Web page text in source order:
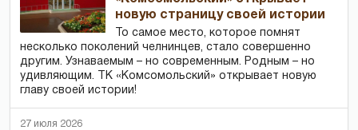
новую страницу своей истории
То самое место, которое помнят
несколько поколений челнинцев, стало совершенно
другим. Узнаваемым – но современным. Родным – но
удивляющим. ТК «Комсомольский» открывает новую
главу своей истории!
27 июля 2026